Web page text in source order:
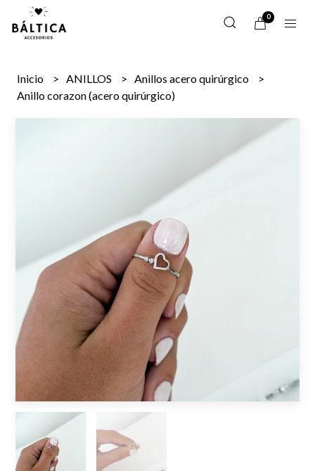
0
Inicio ANILLOS
Anillos acero quirúrgico
Anillo corazon (acero quirúrgico)